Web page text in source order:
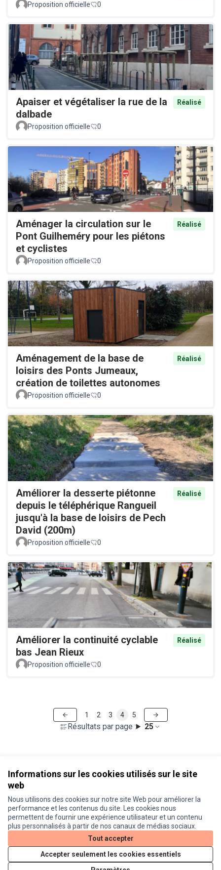
Informations sur les cookies utilisés sur le site
web
Nous utilisons des cookies sur notre site Web pour améliorer la
performance et les contenus du site. Les cookies nous
permettent de fournir une expérience utilisateur et un contenu
plus personnalisés à partir de nos canaux de médias sociaux.
Tout accepter
Accepter seulement les cookies essentiels
Proposition officielle
0
Apaiser et végétaliser la rue de la
dalbade
Réalisé
Proposition officielle 0
Aménager la circulation sur le
Pont Guilheméry pour les piétons
et cyclistes
Réalisé
Proposition officielle 0
Aménagement de la base de
loisirs des Ponts Jumeaux,
création de toilettes autonomes
Réalisé
Proposition officielle 0
Améliorer la desserte piétonne
depuis le téléphérique Rangueil
jusqu'à la base de loisirs de Pech
David (200m)
Réalisé
Proposition officielle 0
Améliorer la continuité cyclable
bas Jean Rieux
Réalisé
Proposition officielle 0
Résultats par page : 25
1 2 3 4 5
Conditions d'utilisation
Paramètres des cookies
Je participe ! sur X
(Lien externe)
Je participe ! sur Facebook
Je participe ! sur Instagram
Licence
(Lien